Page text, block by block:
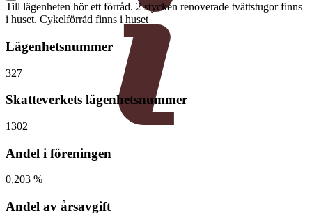
Till lägenheten hör ett förråd. 2 stycken renoverade tvättstugor finns
i huset. Cykelförråd finns i huset
Lägenhetsnummer
327
Skatteverkets lägenhetsnummer
1302
Andel i föreningen
0,203 %
Andel av årsavgift